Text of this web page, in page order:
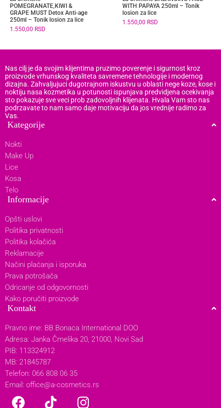
POMEGRANATE,KIWI &
GRAPE MUST Detox Anti-age
250ml – Tonik losion za lice
1.550,00 RSD
WITH PAPAYA 250ml – Tonik
losion za lice
1.550,00 RSD
Nas cilj je da svojim klijentima pruzimo poverenje i sigurnost kroz
proizvode vrhunskog kvaliteta savremene tehnologije i modernog
dizajna. Zahvaljujuci dugotrajnom iskustvu u oblasti nege koze, kose i
noktiju nasa kozmetika u potunosti ispunjava predvidjena ocekivanja
sto pokazuje sve veci prob zadovoljnih klijenata. Hvala Vam sto nas
podrzavate to nam samo daje motivaciju da jos vrednije radimo za
Vas.
Kategorije
Nokti
Make Up
Lice
Kosa
Telo
Informacije
Opšti uslovi
Politika privatnosti
Politika kolačića
Reklamacije
Načini plaćanja i isporuka
Prava potrošača
Odricanje od odgovornosti
Kako poručiti proizvode
Kontakt
Pravno ime: BB Bonaca International DOO
Adresa: Janka Čmelika 20, 21000, Novi Sad
PIB: 113324912
MB: 21845787
Telefon: 066 808 06 35
Email: office@a-cosmetics.rs